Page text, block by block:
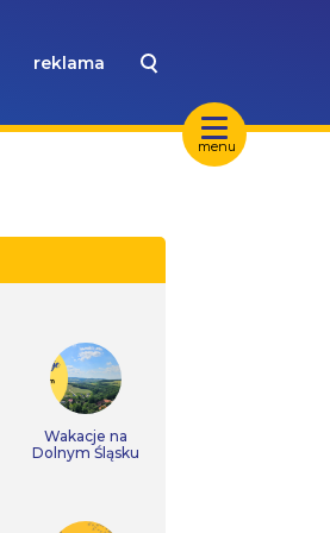
menu
reklama
Wakacje na
Dolnym Śląsku